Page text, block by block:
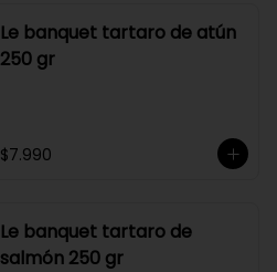
Le banquet tartaro de atún
250 gr
$7.990
Le banquet tartaro de
salmón 250 gr